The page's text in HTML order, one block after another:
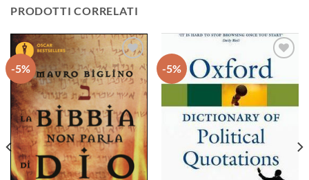
PRODOTTI CORRELATI
-5%
Aggiungi
alla lista
dei
desideri
-5%
Aggiungi
dei
desideri